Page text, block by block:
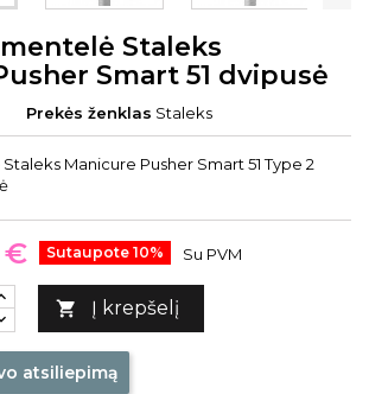
Staleks
Smart 51 dvipusė
Prekės ženklas Staleks
Manicure Pusher Smart 51 Type 2
€ Sutaupote 10% Su PVM
 Į krepšelį
atsiliepimą